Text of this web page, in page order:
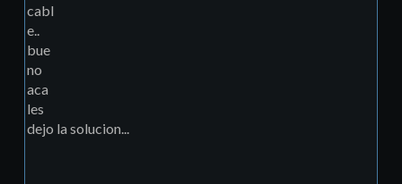
cabl
e..
bue
no
aca
les
dejo la solucion...